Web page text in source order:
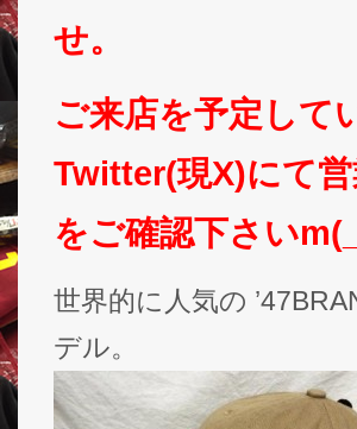
せ。
ご来店を予定して
Twitter(現X)にて
をご確認下さい
世界的に人気の
デル。